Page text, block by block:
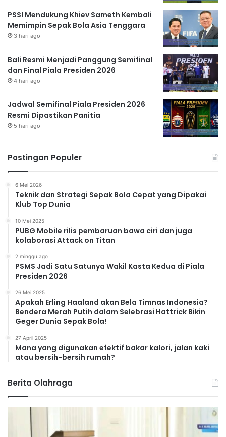
PSSI Mendukung Khiev Sameth Kembali
Memimpin Sepak Bola Asia Tenggara
3 hari ago
Bali Resmi Menjadi Panggung Semifinal
dan Final Piala Presiden 2026
4 hari ago
Jadwal Semifinal Piala Presiden 2026
Resmi Dipastikan Panitia
5 hari ago
Postingan Populer
6 Mei 2026
Teknik dan Strategi Sepak Bola Cepat yang Dipakai
Klub Top Dunia
10 Mei 2025
PUBG Mobile rilis pembaruan bawa ciri dan juga
kolaborasi Attack on Titan
2 minggu ago
PSMS Jadi Satu Satunya Wakil Kasta Kedua di Piala
Presiden 2026
26 Mei 2025
Apakah Erling Haaland akan Bela Timnas Indonesia?
Bendera Merah Putih dalam Selebrasi Hattrick Bikin
Geger Dunia Sepak Bola!
27 April 2025
Mana yang digunakan efektif bakar kalori, jalan kaki
atau bersih-bersih rumah?
Berita Olahraga